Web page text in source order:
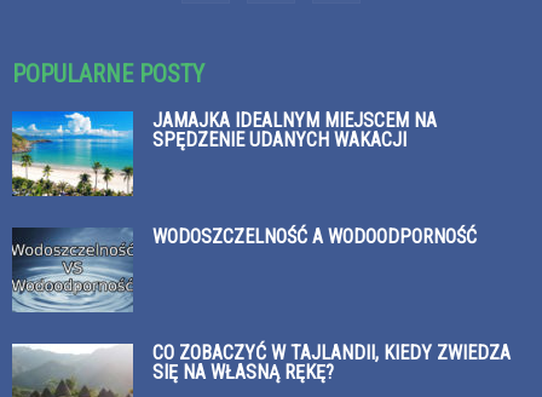
POPULARNE POSTY
JAMAJKA IDEALNYM MIEJSCEM NA
SPĘDZENIE UDANYCH WAKACJI
WODOSZCZELNOŚĆ A WODOODPORNOŚĆ
CO ZOBACZYĆ W TAJLANDII, KIEDY ZWIEDZA
SIĘ NA WŁASNĄ RĘKĘ?